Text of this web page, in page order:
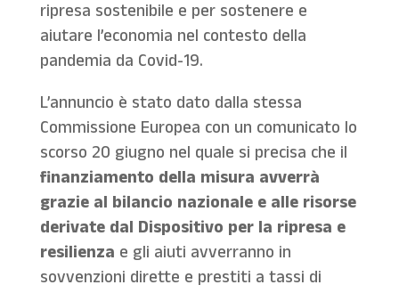
ripresa sostenibile e per sostenere e
aiutare l’economia nel contesto della
pandemia da Covid-19.
L’annuncio è stato dato dalla stessa
Commissione Europea con un comunicato lo
scorso 20 giugno nel quale si precisa che il
finanziamento della misura avverrà
grazie al bilancio nazionale e alle risorse
derivate dal Dispositivo per la ripresa e
resilienza e gli aiuti avverranno in
sovvenzioni dirette e prestiti a tassi di